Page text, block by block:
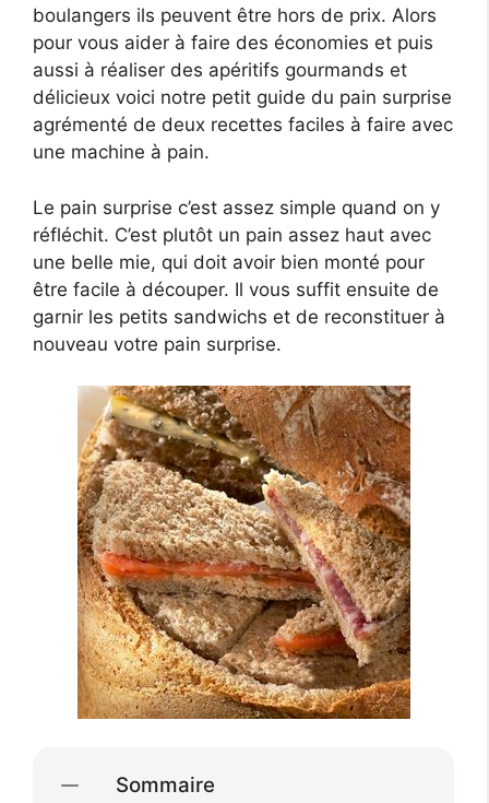
boulangers ils peuvent être hors de prix. Alors
pour vous aider à faire des économies et puis
aussi à réaliser des apéritifs gourmands et
délicieux voici notre petit guide du pain surprise
agrémenté de deux recettes faciles à faire avec
une machine à pain.
Le pain surprise c’est assez simple quand on y
réfléchit. C’est plutôt un pain assez haut avec
une belle mie, qui doit avoir bien monté pour
être facile à découper. Il vous suffit ensuite de
garnir les petits sandwichs et de reconstituer à
nouveau votre pain surprise.
Sommaire